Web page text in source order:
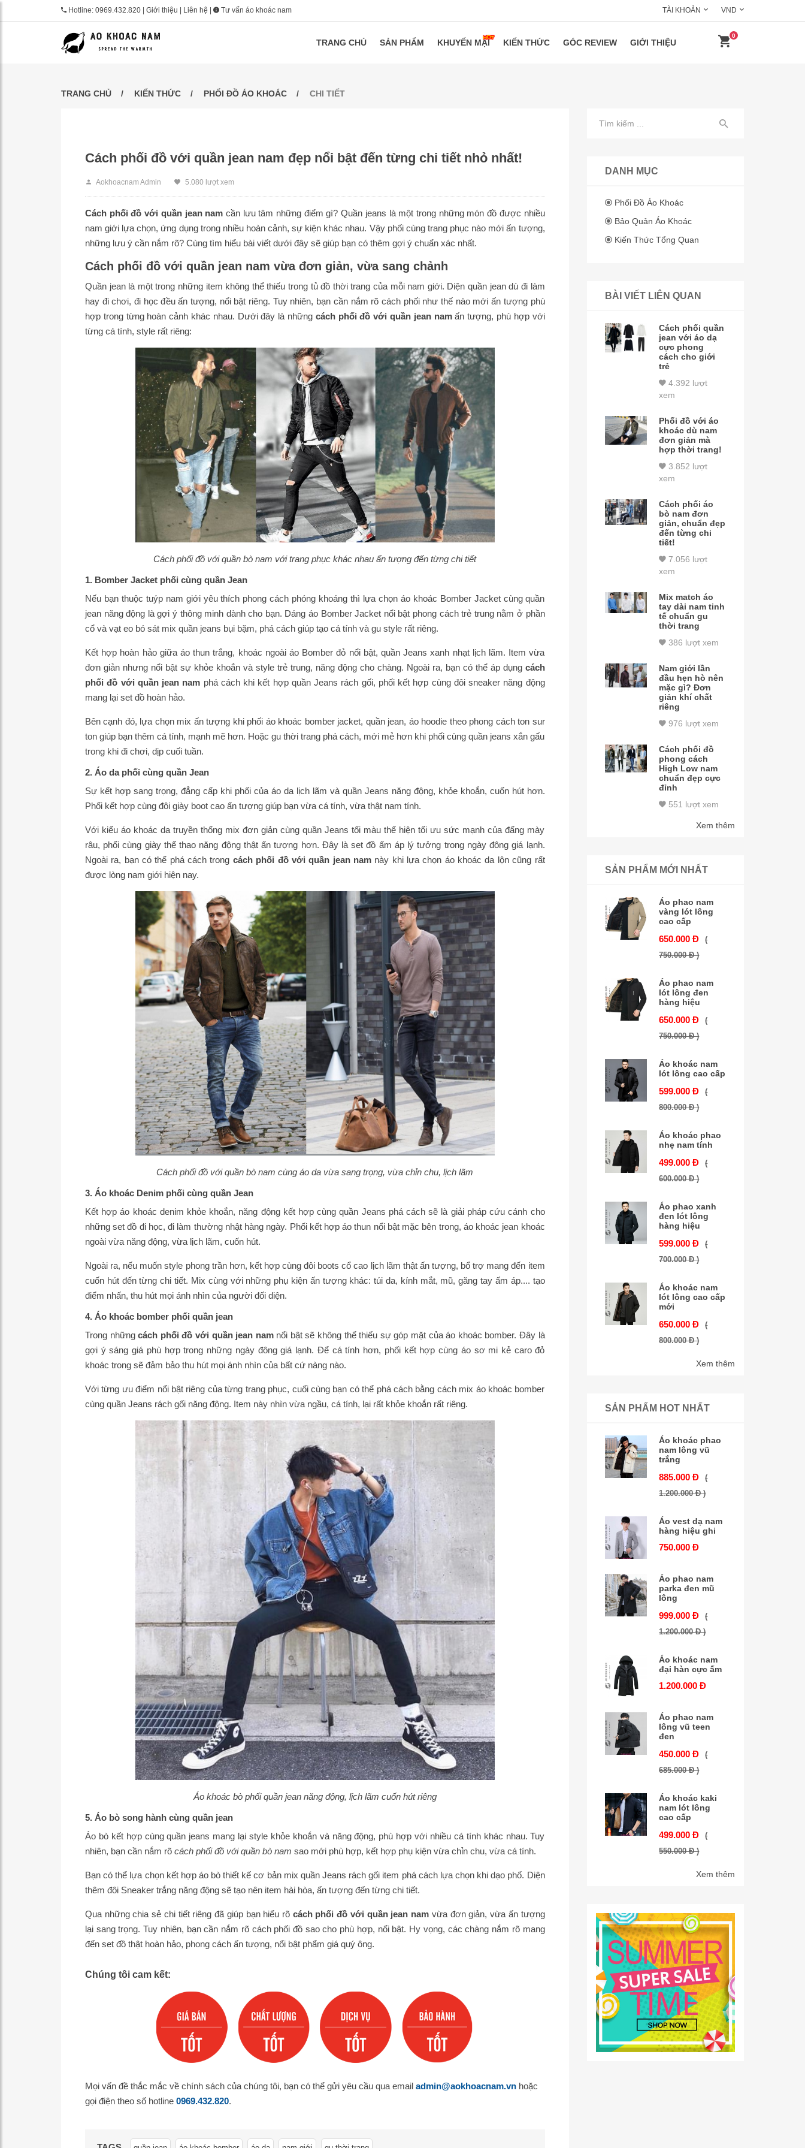
Hotline: 0969.432.820 Giới thiệu Liên hệ Tư vấn áo khoác nam TÀI KHOẢN VND
TRANG CHỦ SẢN PHẨM KHUYẾN MẠI KIẾN THỨC GÓC REVIEW GIỚI THIỆU
0
TRANG CHỦ KIẾN THỨC PHỐI ĐỒ ÁO KHOÁC CHI TIẾT
Cách phối đồ với quần jean nam đẹp nổi bật đến từng chi tiết nhỏ nhất!
Aokhoacnam Admin 5.080 lượt xem
Cách phối đồ với quần jean nam cần lưu tâm những điểm gì? Quần jeans là một trong những món đồ được nhiều
nam giới lựa chọn, ứng dụng trong nhiều hoàn cảnh, sự kiện khác nhau. Vậy phối cùng trang phục nào mới ấn tượng,
những lưu ý cần nắm rõ? Cùng tìm hiểu bài viết dưới đây sẽ giúp bạn có thêm gợi ý chuẩn xác nhất.
Cách phối đồ với quần jean nam vừa đơn giản, vừa sang chảnh
Quần jean là một trong những item không thể thiếu trong tủ đồ thời trang của mỗi nam giới. Diện quần jean dù đi làm
hay đi chơi, đi học đều ấn tượng, nổi bật riêng. Tuy nhiên, bạn cần nắm rõ cách phối như thế nào mới ấn tượng phù
hợp trong từng hoàn cảnh khác nhau. Dưới đây là những cách phối đồ với quần jean namấn tượng, phù hợp với
từng cá tính, style rất riêng:
Cách phối đồ với quần bò nam với trang phục khác nhau ấn tượng đến từng chi tiết
1. Bomber Jacket phối cùng quần Jean
Nếu bạn thuộc tuýp nam giới yêu thích phong cách phóng khoáng thì lựa chọn áo khoác Bomber Jacket cùng quần
jean năng động là gợi ý thông minh dành cho bạn. Dáng áo Bomber Jacket nổi bật phong cách trẻ trung nằm ở phần
cổ và vạt eo bó sát mix quần jeans bụi bặm, phá cách giúp tạo cá tính và gu style rất riêng.
Kết hợp hoàn hảo giữa áo thun trắng, khoác ngoài áo Bomber đỏ nổi bật, quần Jeans xanh nhạt lịch lãm. Item vừa
đơn giản nhưng nổi bật sự khỏe khoắn và style trẻ trung, năng động cho chàng. Ngoài ra, bạn có thể áp dụng cách
phối đồ với quần jean nam phá cách khi kết hợp quần Jeans rách gối, phối kết hợp cùng đôi sneaker năng động
mang lại set đồ hoàn hảo.
Bên cạnh đó, lựa chọn mix ấn tượng khi phối áo khoác bomber jacket, quần jean, áo hoodie theo phong cách ton sur
ton giúp bạn thêm cá tính, mạnh mẽ hơn. Hoặc gu thời trang phá cách, mới mẻ hơn khi phối cùng quần jeans xắn gấu
trong khi đi chơi, dịp cuối tuần.
2. Áo da phối cùng quần Jean
Sự kết hợp sang trọng, đẳng cấp khi phối của áo da lịch lãm và quần Jeans năng động, khỏe khoắn, cuốn hút hơn.
Phối kết hợp cùng đôi giày boot cao ấn tượng giúp bạn vừa cá tính, vừa thật nam tính.
Với kiểu áo khoác da truyền thống mix đơn giản cùng quần Jeans tối màu thể hiện tối ưu sức mạnh của đấng mày
râu, phối cùng giày thể thao năng động thật ấn tượng hơn. Đây là set đồ ấm áp lý tưởng trong ngày đông giá lạnh.
Ngoài ra, bạn có thể phá cách trong cách phối đồ với quần jean nam này khi lựa chọn áo khoác da lộn cũng rất
được lòng nam giới hiện nay.
Cách phối đồ với quần bò nam cùng áo da vừa sang trọng, vừa chỉn chu, lịch lãm
3. Áo khoác Denim phối cùng quần Jean
Kết hợp áo khoác denim khỏe khoắn, năng động kết hợp cùng quần Jeans phá cách sẽ là giải pháp cứu cánh cho
những set đồ đi học, đi làm thường nhật hàng ngày. Phối kết hợp áo thun nổi bật mặc bên trong, áo khoác jean khoác
ngoài vừa năng động, vừa lịch lãm, cuốn hút.
Ngoài ra, nếu muốn style phong trần hơn, kết hợp cùng đôi boots cổ cao lịch lãm thật ấn tượng, bổ trợ mang đến item
cuốn hút đến từng chi tiết. Mix cùng với những phụ kiện ấn tượng khác: túi da, kính mắt, mũ, găng tay ấm áp.... tạo
điểm nhấn, thu hút mọi ánh nhìn của người đối diện.
4. Áo khoác bomber phối quần jean
Trong nhữngcách phối đồ với quần jean namnổi bật sẽ không thể thiếu sự góp mặt của áo khoác bomber. Đây là
gợi ý sáng giá phù hợp trong những ngày đông giá lạnh. Để cá tính hơn, phối kết hợp cùng áo sơ mi kẻ caro đỏ
khoác trong sẽ đảm bảo thu hút mọi ánh nhìn của bất cứ nàng nào.
Với từng ưu điểm nổi bật riêng của từng trang phục, cuối cùng bạn có thể phá cách bằng cách mix áo khoác bomber
cùng quần Jeans rách gối năng động. Item này nhìn vừa ngầu, cá tính, lại rất khỏe khoắn rất riêng.
Áo khoác bò phối quần jean năng động, lịch lãm cuốn hút riêng
5. Áo bò song hành cùng quần jean
Áo bò kết hợp cùng quần jeans mang lại style khỏe khoắn và năng động, phù hợp với nhiều cá tính khác nhau. Tuy
nhiên, bạn cần nắm rõ cách phối đồ với quần bò nam sao mới phù hợp, kết hợp phụ kiện vừa chỉn chu, vừa cá tính.
Bạn có thể lựa chọn kết hợp áo bò thiết kế cơ bản mix quần Jeans rách gối item phá cách lựa chọn khi dạo phố. Diện
thêm đôi Sneaker trắng năng động sẽ tạo nên item hài hòa, ấn tượng đến từng chi tiết.
Qua những chia sẻ chi tiết riêng đã giúp bạn hiểu rõ cách phối đồ với quần jean nam vừa đơn giản, vừa ấn tượng
lại sang trọng. Tuy nhiên, bạn cần nắm rõ cách phối đồ sao cho phù hợp, nổi bật. Hy vọng, các chàng nắm rõ mang
đến set đồ thật hoàn hảo, phong cách ấn tượng, nổi bật phẩm giá quý ông.
Chúng tôi cam kết:
Mọi vấn đề thắc mắc về chính sách của chúng tôi, bạn có thể gửi yêu cầu qua email admin@aokhoacnam.vn hoặc
gọi điện theo số hotline 0969.432.820.
DANH MỤC
Phối Đồ Áo Khoác
Bảo Quản Áo Khoác
Kiến Thức Tổng Quan
BÀI VIẾT LIÊN QUAN
Cách phối quần
jean với áo dạ
cực phong
cách cho giới
trẻ
4.392 lượt
xem
Phối đồ với áo
khoác dù nam
đơn giản mà
hợp thời trang!
3.852 lượt
xem
Cách phối áo
bò nam đơn
giản, chuẩn đẹp
đến từng chi
tiết!
7.056 lượt
xem
Mix match áo
tay dài nam tinh
tế chuẩn gu
thời trang
386 lượt xem
Nam giới lần
đầu hẹn hò nên
mặc gì? Đơn
giản khí chất
riêng
976 lượt xem
Cách phối đồ
phong cách
High Low nam
chuẩn đẹp cực
đỉnh
551 lượt xem
Xem thêm
SẢN PHẨM MỚI NHẤT
Áo phao nam
vàng lót lông
cao cấp
650.000 Đ
(
750.000 Đ )
Áo phao nam
lót lông đen
hàng hiệu
650.000 Đ
(
750.000 Đ )
Áo khoác nam
lót lông cao cấp
599.000 Đ
(
800.000 Đ )
Áo khoác phao
nhẹ nam tính
499.000 Đ
(
600.000 Đ )
Áo phao xanh
đen lót lông
hàng hiệu
599.000 Đ
(
700.000 Đ )
Áo khoác nam
lót lông cao cấp
mới
650.000 Đ
(
800.000 Đ )
Xem thêm
SẢN PHẨM HOT NHẤT
Áo khoác phao
nam lông vũ
trắng
885.000 Đ
(
1.200.000 Đ )
Áo vest dạ nam
hàng hiệu ghi
750.000 Đ
Áo phao nam
parka đen mũ
lông
999.000 Đ
(
1.200.000 Đ )
Áo khoác nam
đại hàn cực ấm
1.200.000 Đ
Áo phao nam
lông vũ teen
đen
450.000 Đ
(
685.000 Đ )
Áo khoác kaki
nam lót lông
cao cấp
499.000 Đ
(
550.000 Đ )
Xem thêm